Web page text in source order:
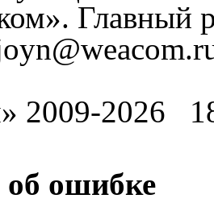
Главный
2009-2026
ошибке